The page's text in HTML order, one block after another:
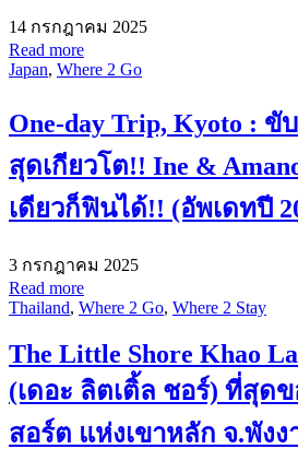
14 กรกฎาคม 2025
Read more
Japan, Where 2 Go
One-day Trip, Kyoto : ขั
สุดเกียวโต!! Ine &
เดียวก็ฟินได้!! (อัพเดทปี
3 กรกฎาคม 2025
Read more
Thailand, Where 2 Go, Where 2 Stay
The Little Shore Khao
(เดอะ ลิตเติ้ล ชอร์) ที่สุด
สอร์ต แห่งเขาหลัก จ.พังง